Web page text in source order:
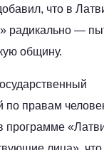
что в
радикально —
общину.
по правам
программе